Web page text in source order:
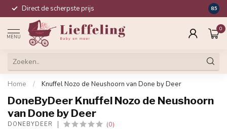
Direct de scherpste prijs 8.5
MENU
0
Home / Knuffel Nozo de Neushoorn van Done by Deer
DoneByDeer Knuffel Nozo de Neushoorn
van Done by Deer
DONEBYDEER (0)